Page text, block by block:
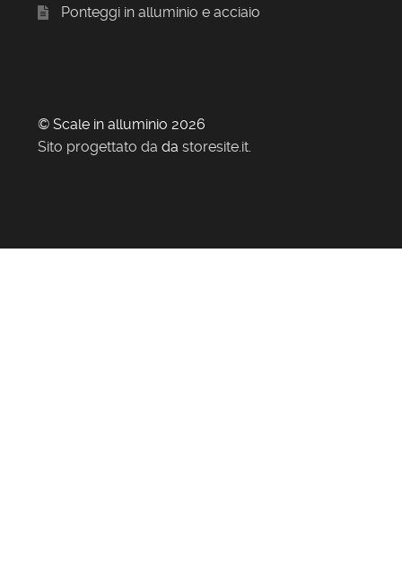
Ponteggi in alluminio e acciaio
© Scale in alluminio 2026
Sito progettato da da storesite.it.